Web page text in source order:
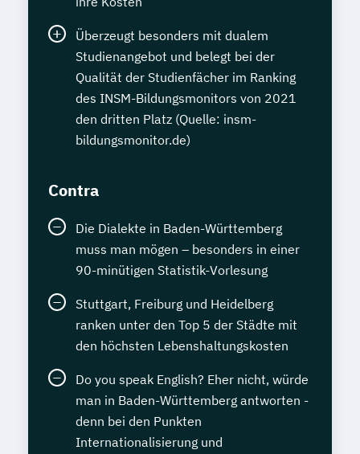
Überzeugt besonders mit dualem
Studienangebot und belegt bei der
Qualität der Studienfächer im Ranking
des INSM-Bildungsmonitors von 2021
den dritten Platz (Quelle: insm-
bildungsmonitor.de)
Contra
Die Dialekte in Baden-Württemberg
muss man mögen – besonders in einer
90-minütigen Statistik-Vorlesung
Stuttgart, Freiburg und Heidelberg
ranken unter den Top 5 der Städte mit
den höchsten Lebenshaltungskosten
Do you speak English? Eher nicht, würde
man in Baden-Württemberg antworten -
denn bei den Punkten
Internationalisierung und